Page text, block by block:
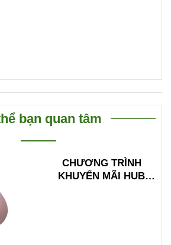
bạn quan tâm
CHƯƠNG TRÌNH
KHUYẾN MÃI HUB